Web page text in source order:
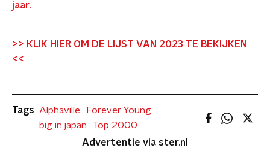
jaar.
>> KLIK HIER OM DE LIJST VAN 2023 TE BEKIJKEN
<<
Tags Alphaville
Forever Young
big in japan
Top 2000
Advertentie via ster.nl